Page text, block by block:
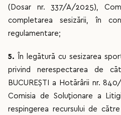
(Dosar nr. 337/A/2025),
completarea sesizării, în
regulamentare;
5.
În legătură cu sesizarea
privind nerespectarea de
BUCUREȘTI a Hotărârii nr.
Comisia de Soluționare a
respingerea recursului de